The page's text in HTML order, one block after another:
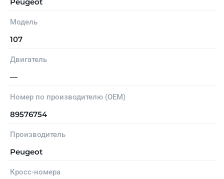
Peugeot
Модель
107
Двигатель
—
Номер по производителю (OEM)
89576754
Производитель
Peugeot
Кросс-номера